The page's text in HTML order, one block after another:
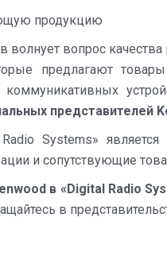
продукцию
волнует вопрос
предлагают
коммуникативных
представителей
Systems»
и сопутствующие
в «Digital Radio
в